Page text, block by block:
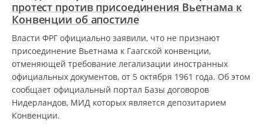
протест против присоединения Вьетнама к
Конвенции об апостиле
Власти ФРГ официально заявили, что не признают
присоединение Вьетнама к Гаагской конвенции,
отменяющей требование легализации иностранных
официальных документов, от 5 октября 1961 года. Об этом
сообщает официальный портал Базы договоров
Нидерландов, МИД которых является депозитарием
Конвенции.